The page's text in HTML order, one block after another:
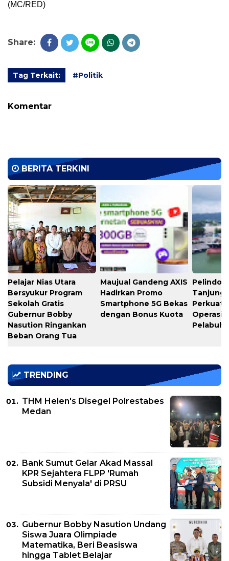
(MC/RED)
Share:
Tag Terkait: #Politik
Komentar
BERITA TERKINI
Pelajar Nias Utara
Bersyukur Program
Sekolah Gratis
Gubernur Bobby
Nasution Ringankan
Beban Orang Tua
Maujual Gandeng AXIS
Hadirkan Promo
Smartphone 5G Bekas
dengan Bonus Kuota
Pelindo
Tanjung
Perkuat
TRENDING
THM Helen's Disegel Polrestabes
Medan
Bank Sumut Gelar Akad Massal
KPR Sejahtera FLPP 'Rumah
Subsidi Menyala' di PRSU
Gubernur Bobby Nasution Undang
Siswa Juara Olimpiade
Matematika, Beri Beasiswa
hingga Tablet Belajar